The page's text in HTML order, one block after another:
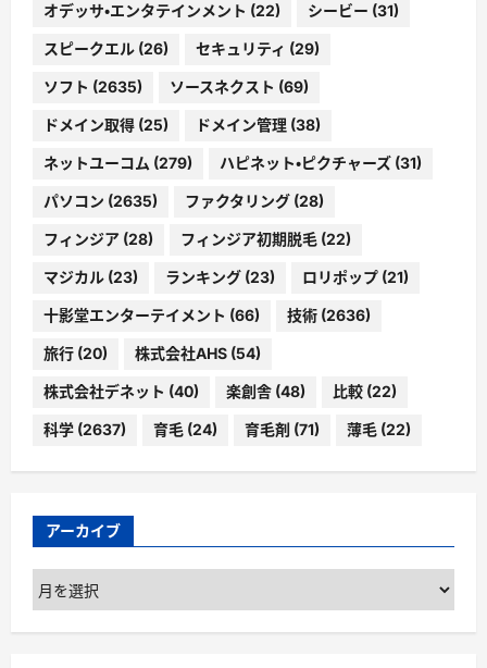
オデッサ・エンタテインメント (22) シービー (31)
スピークエル (26) セキュリティ (29)
ソフト (2635) ソースネクスト (69)
ドメイン取得 (25) ドメイン管理 (38)
ネットユーコム (279) ハピネット・ピクチャーズ (31)
パソコン (2635) ファクタリング (28)
フィンジア (28) フィンジア初期脱毛 (22)
マジカル (23) ランキング (23) ロリポップ (21)
十影堂エンターテイメント (66) 技術 (2636)
旅行 (20) 株式会社AHS (54)
株式会社デネット (40) 楽創舎 (48) 比較 (22)
科学 (2637) 育毛 (24) 育毛剤 (71) 薄毛 (22)
アーカイブ
ア
ー
カ